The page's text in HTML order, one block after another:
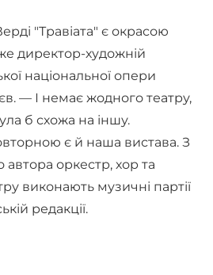
"Травіата" є окрасою
директор-художній
національної опери
— І немає жодного театру,
б схожа на іншу.
є й наша вистава. З
оркестр, хор та
виконають музичні партії
редакції.